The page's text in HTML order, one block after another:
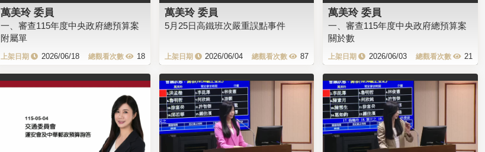
萬美玲 委員
一、審查115年度中央政府總預算案
附屬單
2026/06/18 18
萬美玲 委員
5月25日高鐵班次嚴重誤點事件
2026/06/04 87
萬美玲 委員
一、審查115年度中央政府總預算案
關於數
2026/06/03 21